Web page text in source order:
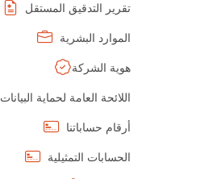
تقرير التدقيق المستقل
الموارد البشرية
هوية الشركة
اللائحة العامة لحماية البيانات
أرقام حساباتنا
الحسابات التمثيلية